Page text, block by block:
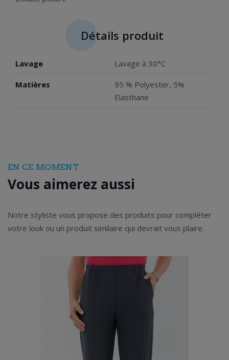
Détails produit
Lavage Lavage à 30°C
Matières
95 % Polyester, 5%
Elasthane
EN CE MOMENT
Vous aimerez aussi
Notre styliste vous propose des produits pour compléter
votre look ou un produit similaire qui devrait vous plaire.